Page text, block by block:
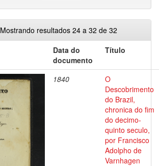
Mostrando resultados 24 a 32 de 32
Data do
documento
Título
1840
O
Descobrimento
do Brazil,
chronica do fim
do decimo-
quinto seculo,
por Francisco
Adolpho de
Varnhagen